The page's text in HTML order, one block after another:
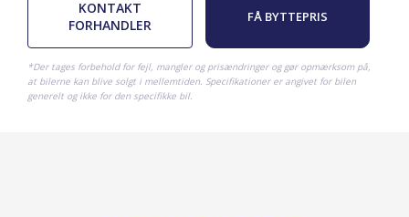
KONTAKT
FORHANDLER
FÅ BYTTEPRIS
*Der tages forbehold for fejl, mangler og prisændringer og gør opmærksom på,
at bilerne kan blive solgt i mellemtiden. Specifikationer er angivet for bilen
generelt og ikke for den specifikke bil.